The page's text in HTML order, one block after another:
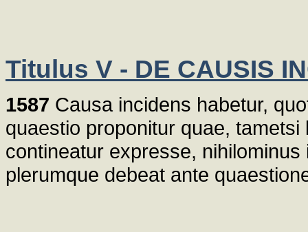
Titulus V - DE CAUSIS
1587 Causa incidens habetur,
quaestio proponitur quae,
contineatur expresse,
plerumque debeat ante